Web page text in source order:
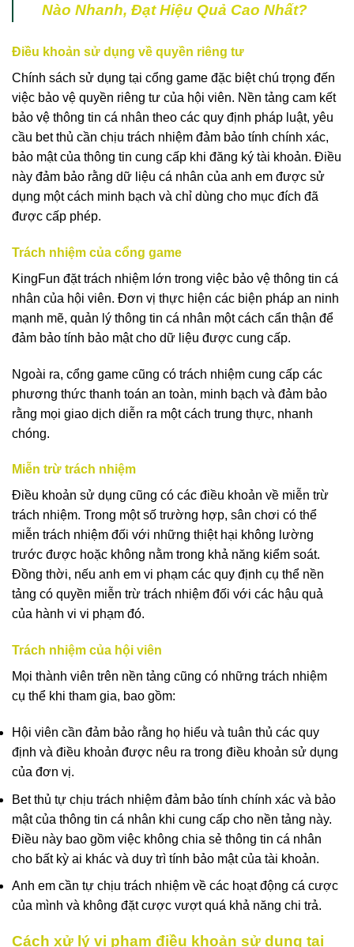
Nào Nhanh, Đạt Hiệu Quả Cao Nhất?
Điều khoản sử dụng về quyền riêng tư
Chính sách sử dụng tại cổng game đặc biệt chú trọng đến
việc bảo vệ quyền riêng tư của hội viên. Nền tảng cam kết
bảo vệ thông tin cá nhân theo các quy định pháp luật, yêu
cầu bet thủ cần chịu trách nhiệm đảm bảo tính chính xác,
bảo mật của thông tin cung cấp khi đăng ký tài khoản. Điều
này đảm bảo rằng dữ liệu cá nhân của anh em được sử
dụng một cách minh bạch và chỉ dùng cho mục đích đã
được cấp phép.
Trách nhiệm của cổng game
KingFun đặt trách nhiệm lớn trong việc bảo vệ thông tin cá
nhân của hội viên. Đơn vị thực hiện các biện pháp an ninh
mạnh mẽ, quản lý thông tin cá nhân một cách cẩn thận để
đảm bảo tính bảo mật cho dữ liệu được cung cấp.
Ngoài ra, cổng game cũng có trách nhiệm cung cấp các
phương thức thanh toán an toàn, minh bạch và đảm bảo
rằng mọi giao dịch diễn ra một cách trung thực, nhanh
chóng.
Miễn trừ trách nhiệm
Điều khoản sử dụng cũng có các điều khoản về miễn trừ
trách nhiệm. Trong một số trường hợp, sân chơi có thể
miễn trách nhiệm đối với những thiệt hại không lường
trước được hoặc không nằm trong khả năng kiểm soát.
Đồng thời, nếu anh em vi phạm các quy định cụ thể nền
tảng có quyền miễn trừ trách nhiệm đối với các hậu quả
của hành vi vi phạm đó.
Trách nhiệm của hội viên
Mọi thành viên trên nền tảng cũng có những trách nhiệm
cụ thể khi tham gia, bao gồm:
Hội viên cần đảm bảo rằng họ hiểu và tuân thủ các quy
định và điều khoản được nêu ra trong điều khoản sử dụng
của đơn vị.
Bet thủ tự chịu trách nhiệm đảm bảo tính chính xác và bảo
mật của thông tin cá nhân khi cung cấp cho nền tảng này.
Điều này bao gồm việc không chia sẻ thông tin cá nhân
cho bất kỳ ai khác và duy trì tính bảo mật của tài khoản.
Anh em cần tự chịu trách nhiệm về các hoạt động cá cược
của mình và không đặt cược vượt quá khả năng chi trả.
Cách xử lý vi phạm điều khoản sử dụng tại